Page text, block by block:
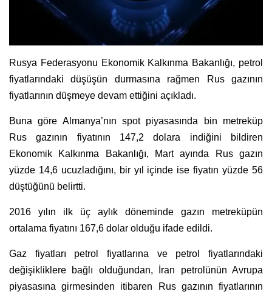
Rusya Federasyonu Ekonomik Kalkınma Bakanlığı, petrol
fiyatlarındaki düşüşün durmasına rağmen Rus gazının
fiyatlarının düşmeye devam ettiğini açıkladı.
Buna göre Almanya’nın spot piyasasında bin metreküp
Rus gazının fiyatının 147,2 dolara indiğini bildiren
Ekonomik Kalkınma Bakanlığı, Mart ayında Rus gazın
yüzde 14,6 ucuzladığını, bir yıl içinde ise fiyatın yüzde 56
düştüğünü belirtti.
2016 yılın ilk üç aylık döneminde gazın metreküpün
ortalama fiyatını 167,6 dolar olduğu ifade edildi.
Gaz fiyatları petrol fiyatlarına ve petrol fiyatlarındaki
değişikliklere bağlı olduğundan, İran petrolünün Avrupa
piyasasına girmesinden itibaren Rus gazının fiyatlarının